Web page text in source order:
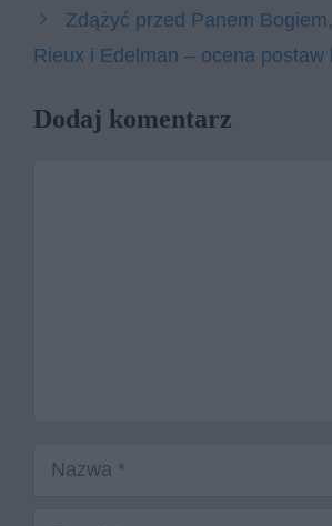
Zdążyć przed Panem
Rieux i Edelman – ocena postaw
Dodaj komentarz